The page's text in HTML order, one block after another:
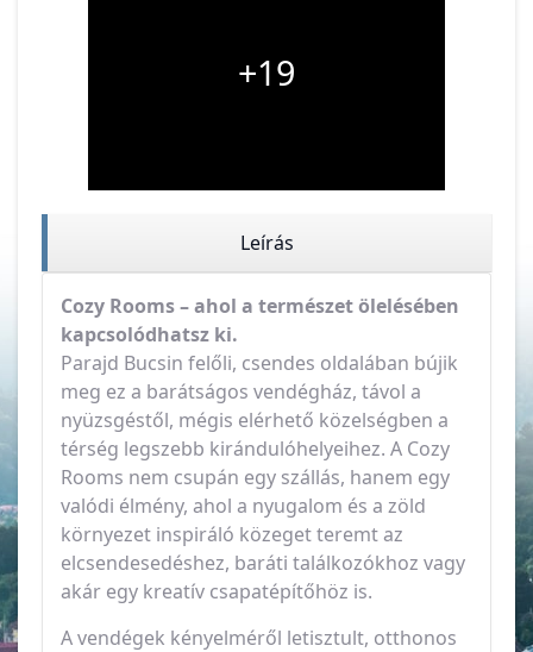
+19
Leírás
Cozy Rooms – ahol a természet ölelésében
kapcsolódhatsz ki.
Parajd Bucsin felőli, csendes oldalában bújik
meg ez a barátságos vendégház, távol a
nyüzsgéstől, mégis elérhető közelségben a
térség legszebb kirándulóhelyeihez. A Cozy
Rooms nem csupán egy szállás, hanem egy
valódi élmény, ahol a nyugalom és a zöld
környezet inspiráló közeget teremt az
elcsendesedéshez, baráti találkozókhoz vagy
akár egy kreatív csapatépítőhöz is.
A vendégek kényelméről letisztult, otthonos